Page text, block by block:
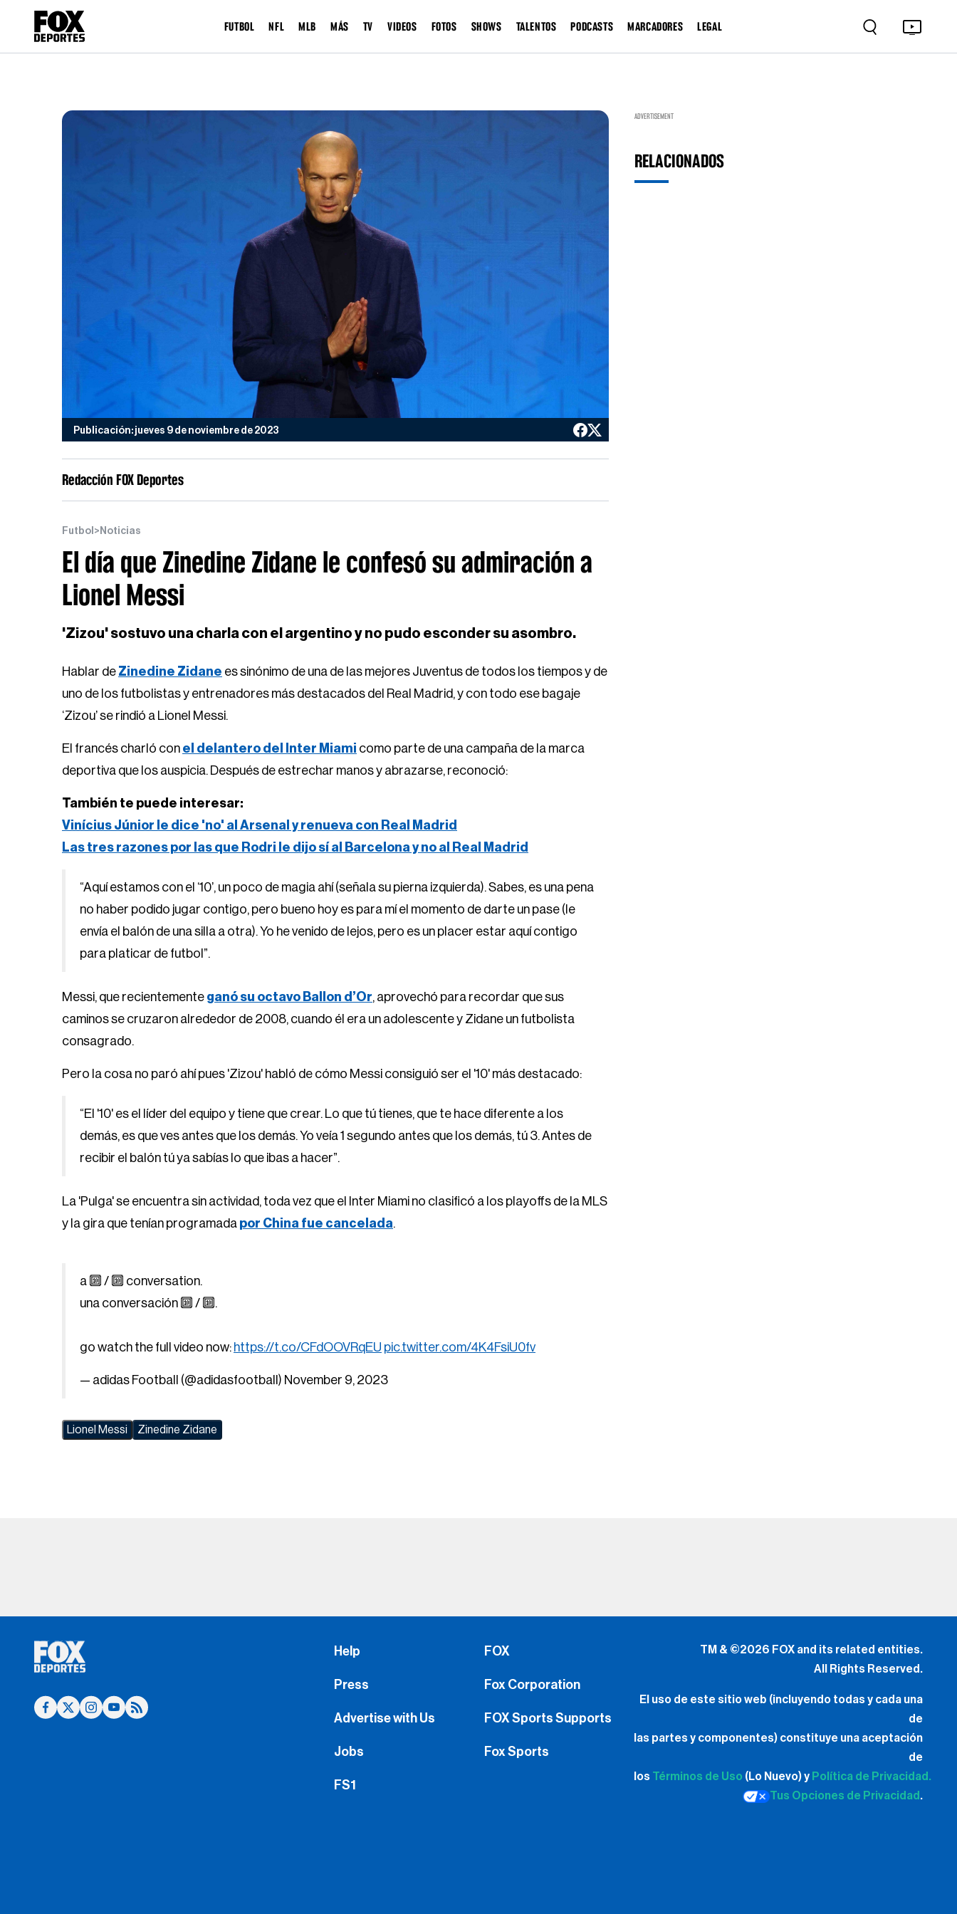
FUTBOL NFL MLB MÁS TV VIDEOS FOTOS SHOWS TALENTOS PODCASTS MARCADORES LEGAL
Publicación: jueves 9 de noviembre de 2023
Redacción FOX Deportes
Futbol > Noticias
El día que Zinedine Zidane le confesó su admiración a
Lionel Messi
'Zizou' sostuvo una charla con el argentino y no pudo esconder su asombro.
Hablar de Zinedine Zidane es sinónimo de una de las mejores Juventus de todos los tiempos y de
uno de los futbolistas y entrenadores más destacados del Real Madrid, y con todo ese bagaje
‘Zizou’ se rindió a Lionel Messi.
El francés charló con el delantero del Inter Miami como parte de una campaña de la marca
deportiva que los auspicia. Después de estrechar manos y abrazarse, reconoció:
También te puede interesar:
Vinícius Júnior le dice 'no' al Arsenal y renueva con Real Madrid
Las tres razones por las que Rodri le dijo sí al Barcelona y no al Real Madrid
“Aquí estamos con el ‘10’, un poco de magia ahí (señala su pierna izquierda). Sabes, es una pena
no haber podido jugar contigo, pero bueno hoy es para mí el momento de darte un pase (le
envía el balón de una silla a otra). Yo he venido de lejos, pero es un placer estar aquí contigo
para platicar de futbol”.
Messi, que recientemente ganó su octavo Ballon d’Or, aprovechó para recordar que sus
caminos se cruzaron alrededor de 2008, cuando él era un adolescente y Zidane un futbolista
consagrado.
Pero la cosa no paró ahí pues 'Zizou' habló de cómo Messi consiguió ser el '10' más destacado:
“El '10' es el líder del equipo y tiene que crear. Lo que tú tienes, que te hace diferente a los
demás, es que ves antes que los demás. Yo veía 1 segundo antes que los demás, tú 3. Antes de
recibir el balón tú ya sabías lo que ibas a hacer”.
La 'Pulga' se encuentra sin actividad, toda vez que el Inter Miami no clasificó a los playoffs de la MLS
y la gira que tenían programada por China fue cancelada.
a 🔟 / 🔟 conversation.
una conversación 🔟 / 🔟.
go watch the full video now: https://t.co/CFdOOVRqEU pic.twitter.com/4K4FsiU0fv
— adidas Football (@adidasfootball) November 9, 2023
Lionel Messi Zinedine Zidane
ADVERTISEMENT
RELACIONADOS
Help
Press
Advertise with Us
Jobs
FS1
FOX
Fox Corporation
FOX Sports Supports
Fox Sports
TM & ©2026 FOX and its related entities.
All Rights Reserved.
El uso de este sitio web (incluyendo todas y cada una
de
las partes y componentes) constituye una aceptación
de
los Términos de Uso (Lo Nuevo) y Política de Privacidad.
Tus Opciones de Privacidad .